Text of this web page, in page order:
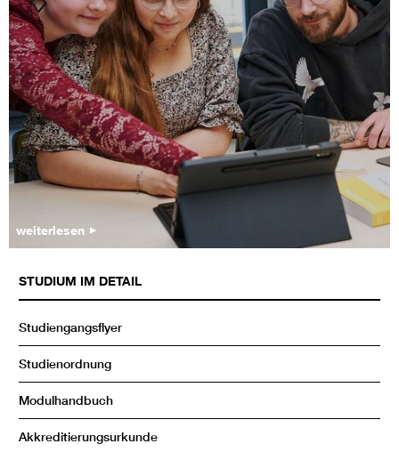
weiterlesen
STUDIUM IM DETAIL
Studiengangsflyer
Studienordnung
Modulhandbuch
Akkreditierungsurkunde